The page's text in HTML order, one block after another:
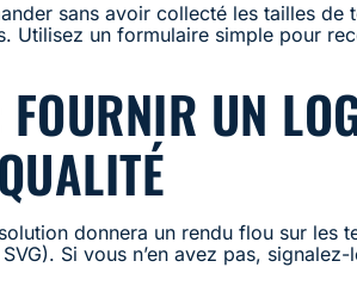
sans avoir collecté les tailles de
Utilisez un formulaire simple pour
UN
donnera un rendu flou sur les
Si vous n’en avez pas, signalez-